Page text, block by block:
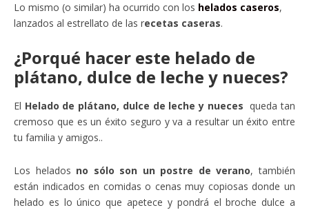
Lo mismo (o similar) ha ocurrido con los helados caseros,
lanzados al estrellato de las recetas caseras.
¿Porqué hacer este helado de
plátano, dulce de leche y nueces?
El Helado de plátano, dulce de leche y nueces queda tan
cremoso que es un éxito seguro y va a resultar un éxito entre
tu familia y amigos..
Los helados no sólo son un postre de verano, también
están indicados en comidas o cenas muy copiosas donde un
helado es lo único que apetece y pondrá el broche dulce a